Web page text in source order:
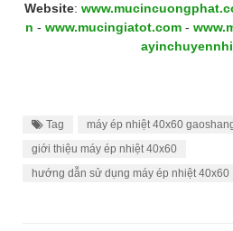
Website:
n - www.mucingiatot.com -
Tag
máy ép nhiệt 40x60
giới thiệu máy ép nhiệt 40x60
hướng dẫn sử dụng máy ép nhiệt 40x60